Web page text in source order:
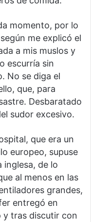
momento, por lo
me explicó el
a mis muslos y
escurría sin
No se diga el
que, para
Desbaratado
sudor excesivo.
que era un
europeo, supuse
inglesa, de lo
al menos en las
grandes,
entregó en
y tras discutir con